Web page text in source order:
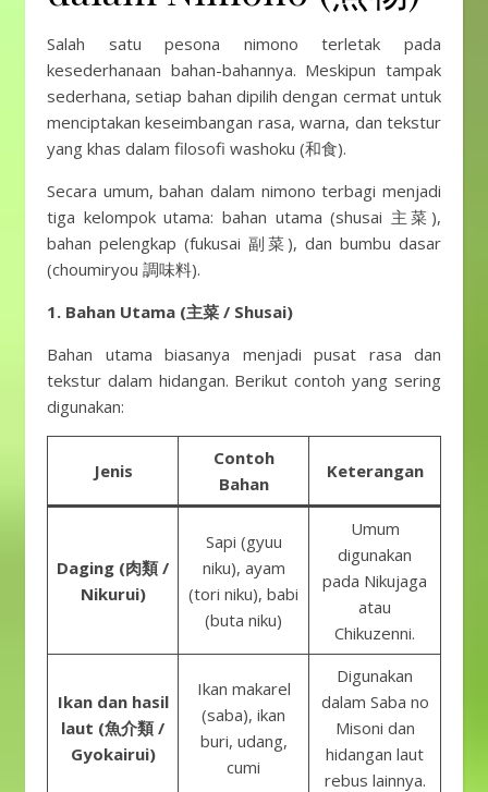
Salah satu pesona nimono terletak pada
kesederhanaan bahan-bahannya. Meskipun tampak
sederhana, setiap bahan dipilih dengan cermat untuk
menciptakan keseimbangan rasa, warna, dan tekstur
yang khas dalam filosofi washoku (和食).
Secara umum, bahan dalam nimono terbagi menjadi
tiga kelompok utama: bahan utama (shusai 主菜),
bahan pelengkap (fukusai 副菜), dan bumbu dasar
(choumiryou 調味料).
1. Bahan Utama (主菜 / Shusai)
Bahan utama biasanya menjadi pusat rasa dan
tekstur dalam hidangan. Berikut contoh yang sering
digunakan:
Jenis
Contoh
Bahan
Keterangan
Daging (肉類 /
Nikurui)
Sapi (gyuu
niku), ayam
(tori niku), babi
(buta niku)
Umum
digunakan
pada Nikujaga
atau
Chikuzenni.
Ikan dan hasil
laut (魚介類 /
Gyokairui)
Ikan makarel
(saba), ikan
buri, udang,
cumi
Digunakan
dalam Saba no
Misoni dan
hidangan laut
rebus lainnya.